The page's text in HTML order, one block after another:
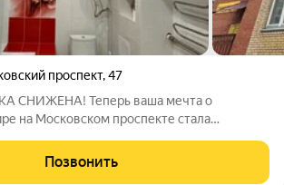
проспект,47
СНИЖЕНА! Теперь ваша мечта о
на Московском проспекте стала
вашему вниманию эксклюзивную 3-
в одном из лучших домов
Позвонить